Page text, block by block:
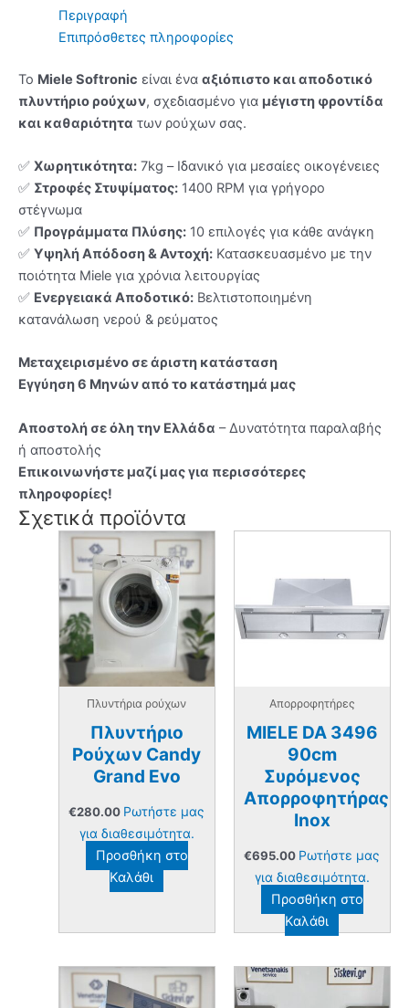
Περιγραφή
Επιπρόσθετες πληροφορίες
Το Miele Softronic είναι ένα αξιόπιστο και αποδοτικό
πλυντήριο ρούχων, σχεδιασμένο για μέγιστη φροντίδα
και καθαριότητα των ρούχων σας.
✅ Χωρητικότητα: 7kg – Ιδανικό για μεσαίες οικογένειες
✅ Στροφές Στυψίματος: 1400 RPM για γρήγορο
στέγνωμα
✅ Προγράμματα Πλύσης: 10 επιλογές για κάθε ανάγκη
✅ Υψηλή Απόδοση & Αντοχή: Κατασκευασμένο με την
ποιότητα Miele για χρόνια λειτουργίας
✅ Ενεργειακά Αποδοτικό: Βελτιστοποιημένη
κατανάλωση νερού & ρεύματος
Μεταχειρισμένο σε άριστη κατάσταση
Εγγύηση 6 Μηνών από το κατάστημά μας
Αποστολή σε όλη την Ελλάδα – Δυνατότητα παραλαβής
ή αποστολής
Επικοινωνήστε μαζί μας για περισσότερες
πληροφορίες!
Σχετικά προϊόντα
Πλυντήρια ρούχων
Πλυντήριο
Ρούχων Candy
Grand Evo
€280.00 Ρωτήστε μας
για διαθεσιμότητα.
Προσθήκη στο
Καλάθι
Απορροφητήρες
MIELE DA 3496
90cm
Συρόμενος
Απορροφητήρας
Inox
€695.00 Ρωτήστε μας
για διαθεσιμότητα.
Προσθήκη στο
Καλάθι